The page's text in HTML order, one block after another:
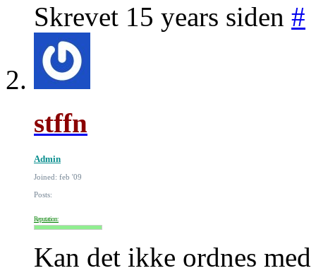
Skrevet 15 years siden #
stffn
Admin
Joined: feb '09
Posts:
Reputation:
Kan det ikke ordnes